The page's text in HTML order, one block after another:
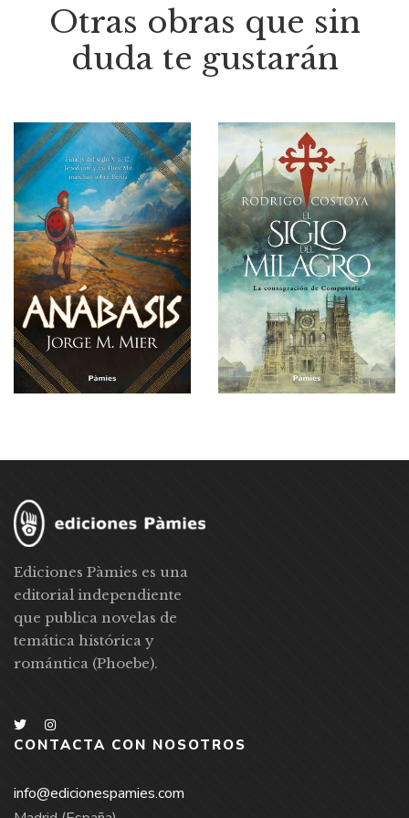
Otras obras que sin
duda te gustarán
Ediciones Pàmies es una
editorial independiente
que publica novelas de
temática histórica y
romántica (Phoebe).
CONTACTA CON NOSOTROS
info@edicionespamies.com